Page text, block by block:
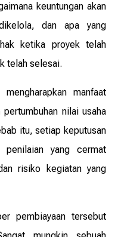
keuntungan akan
dan apa yang
ketika proyek telah
telah selesai.
manfaat
nilai usaha
itu, setiap keputusan
yang cermat
risiko kegiatan yang
pembiayaan tersebut